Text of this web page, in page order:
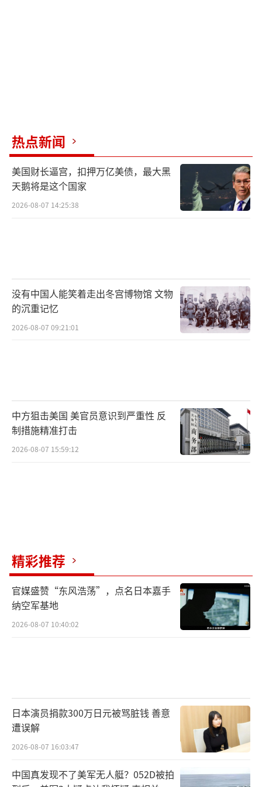
热点新闻
美国财长逼宫，扣押万亿美债，最大黑
天鹅将是这个国家
2026-08-07 14:25:38
没有中国人能笑着走出冬宫博物馆 文物
的沉重记忆
2026-08-07 09:21:01
中方狙击美国 美官员意识到严重性 反
制措施精准打击
2026-08-07 15:59:12
精彩推荐
官媒盛赞“东风浩荡”，点名日本嘉手
纳空军基地
2026-08-07 10:40:02
日本演员捐款300万日元被骂脏钱 善意
遭误解
2026-08-07 16:03:47
中国真发现不了美军无人艇？052D被拍